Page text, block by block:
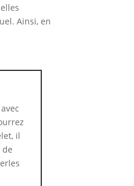
Ainsi, en
il